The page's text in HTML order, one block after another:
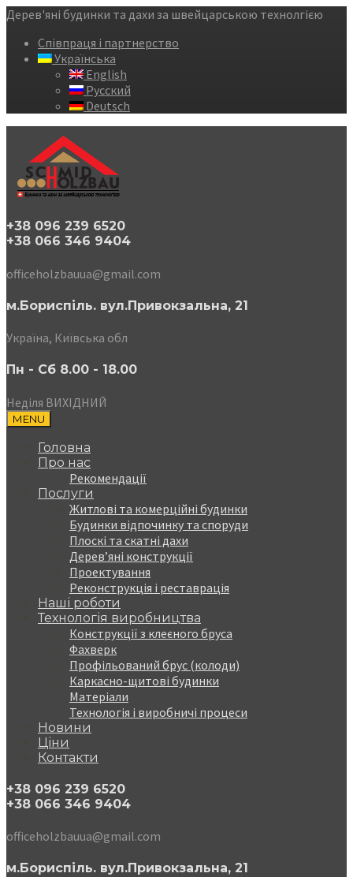
Дерев'яні будинки та дахи за швейцарською технолгією
Співпраця і партнерство
Українська
English
Русский
Deutsch
+38 096 239 6520
+38 066 346 9404
officeholzbauua@gmail.com
м.Бориспіль. вул.Привокзальна, 21
Україна, Київська обл
Пн - Сб 8.00 - 18.00
Неділя ВИХІДНИЙ
MENU
Головна
Про нас
Рекомендації
Послуги
Житлові та комерційні будинки
Будинки відпочинку та споруди
Плоскі та скатні дахи
Дерев’яні конструкції
Проектування
Реконструкція і реставрація
Наші роботи
Технологія виробництва
Конструкції з клеєного бруса
Фахверк
Профільований брус (колоди)
Каркасно-щитові будинки
Матеріали
Технологія і виробничі процеси
Новини
Ціни
Контакти
+38 096 239 6520
+38 066 346 9404
officeholzbauua@gmail.com
м.Бориспіль. вул.Привокзальна, 21